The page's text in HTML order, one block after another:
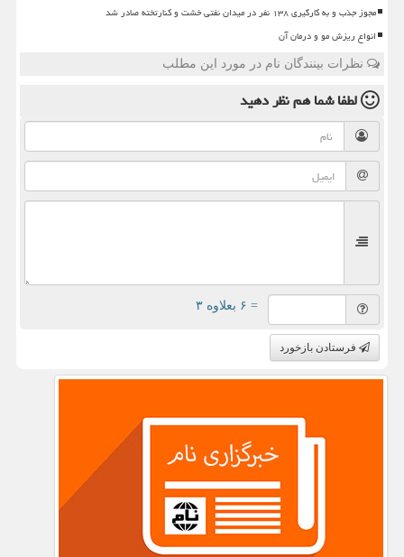
مجوز جذب و به کارگیری ۱۳۸ نفر در میدان نفتی خشت و کنارتخته صادر شد
انواع ریزش مو و درمان آن
نظرات بینندگان نام در مورد این مطلب
لطفا شما همنظر دهید
= ۶ بعلاوه ۳
فرستادن بازخورد